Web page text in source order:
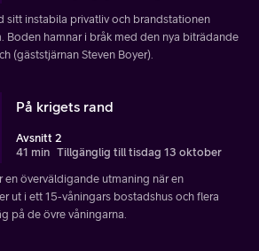
sitt instabila privatliv och brandstationen
Boden hamnar i bråk med den nya biträdande
(gäststjärnan Steven Boyer).
På krigets rand
Avsnitt 2
41 min Tillgänglig till tisdag 13 oktober
en överväldigande utmaning när en
ut i ett 15-våningars bostadshus och flera
på de övre våningarna.